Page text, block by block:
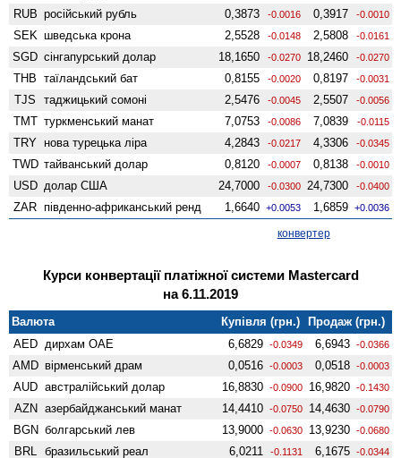
RUB російський рубль 0,3873 -0.0016 0,3917 -0.0010
SEK шведська крона 2,5528 -0.0148 2,5808 -0.0161
SGD сінгапурський долар 18,1650 -0.0270 18,2460 -0.0270
THB таїландський бат 0,8155 -0.0020 0,8197 -0.0031
TJS таджицький сомоні 2,5476 -0.0045 2,5507 -0.0056
TMT туркменський манат 7,0753 -0.0086 7,0839 -0.0115
TRY нова турецька ліра 4,2843 -0.0217 4,3306 -0.0345
TWD тайванський долар 0,8120 -0.0007 0,8138 -0.0010
USD долар США 24,7000 -0.0300 24,7300 -0.0400
ZAR південно-африканський ренд 1,6640 +0.0053 1,6859 +0.0036
конвертер
Курси конвертації платіжної системи Mastercard
на 6.11.2019
Валюта Купівля (грн.)
Продаж (грн.)
AED дирхам ОАЕ 6,6829 -0.0349 6,6943 -0.0366
AMD вiрменський драм 0,0516 -0.0003 0,0518 -0.0003
AUD австралійський долар 16,8830 -0.0900 16,9820 -0.1430
AZN азербайджанський манат 14,4410 -0.0750 14,4630 -0.0790
BGN болгарський лев 13,9000 -0.0630 13,9230 -0.0680
BRL бразильський реал 6,0211 -0.1131 6,1675 -0.0344